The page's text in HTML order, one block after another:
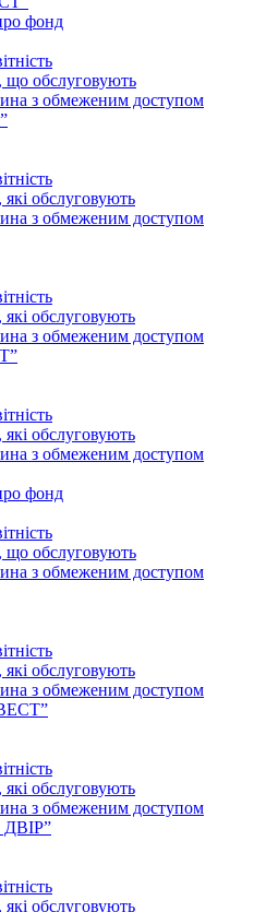
фонд
що обслуговують
з обмеженим доступом
які обслуговують
з обмеженим доступом
які обслуговують
з обмеженим доступом
які обслуговують
з обмеженим доступом
фонд
що обслуговують
з обмеженим доступом
які обслуговують
з обмеженим доступом
які обслуговують
з обмеженим доступом
які обслуговують